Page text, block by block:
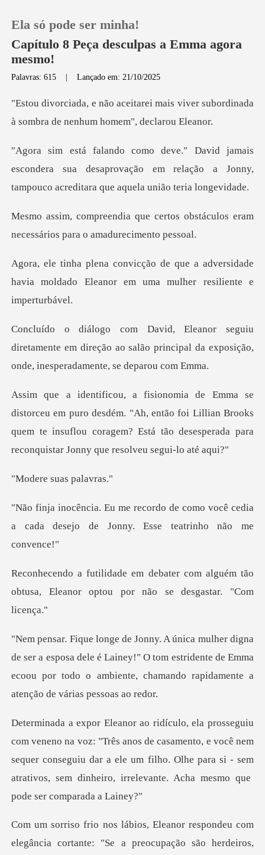
Loja
Histórico
Sair
Ela só pode ser minha!
Capítulo 8 Peça desculpas a Emma agora
mesmo!
Palavras: 615 |Lançado em: 21/10/2025
mais viver subordinada
à sombra d
scondera sua desaprovação em relação a Jonny,
tamp
rtos obstáculos eram
necessário
a adversidade
havia moldado Eleanor em
retamente em direção ao salão principal da expos
sdém. "Ah, então foi Lillian Brooks
quem te insuflou coragem? Está tã
suas p
e como você cedia
a cada desejo de Jo
com alguém tão
obtusa, Eleanor opto
sposa dele é Lainey!" O tom estridente de Emma
ecoou por todo o am
os de casamento, e você nem
sequer conseguiu dar a ele um filho. Olhe para si - sem
ia cortante: "Se a preocupação são herdeiros,